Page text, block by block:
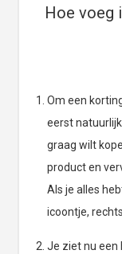
Hoe voeg
Om een
eerst
graag wilt
product en
Als je alles
icoontje,
Je ziet nu een